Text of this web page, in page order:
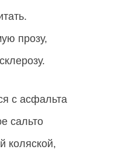
прозу,
с асфальта
сальто
коляской,